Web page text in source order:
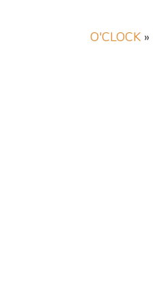
O'CLOCK »